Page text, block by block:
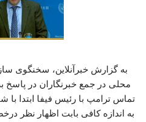
به گزارش خبرآنلاین، سخنگوی
محلی در جمع خبرنگاران در
تماس ترامپ با رئیس فیفا ابتدا
به اندازه کافی بابت اظهار نظر